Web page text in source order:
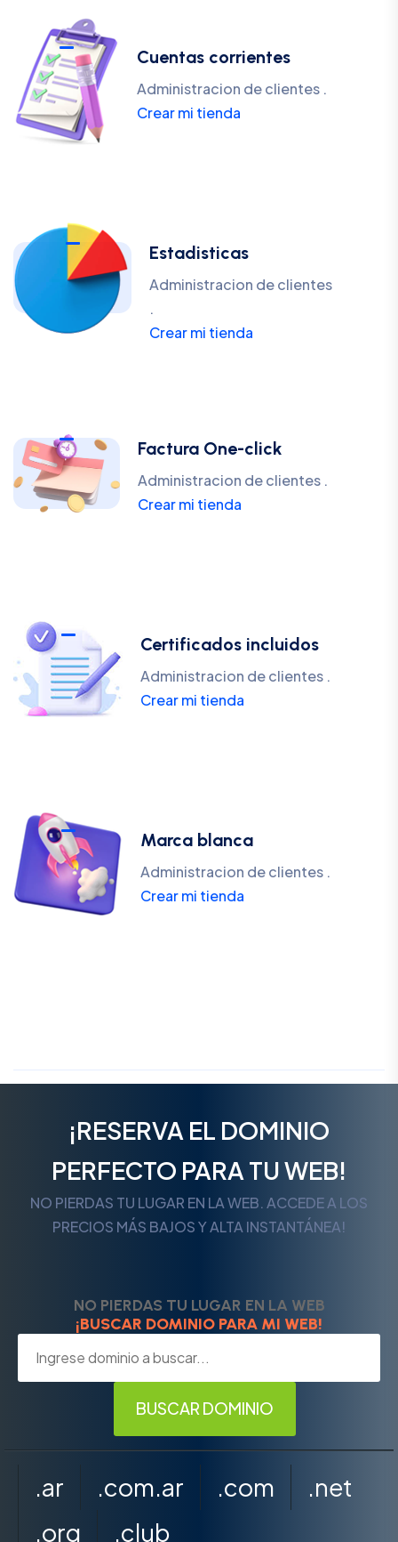
Cuentas corrientes
Administracion de clientes .
Crear mi tienda
Estadisticas
Administracion de clientes
.
Crear mi tienda
Factura One-click
Administracion de clientes .
Crear mi tienda
Certificados incluidos
Administracion de clientes .
Crear mi tienda
Marca blanca
Administracion de clientes .
Crear mi tienda
¡RESERVA EL DOMINIO
PERFECTO PARA TU WEB!
NO PIERDAS TU LUGAR EN LA WEB. ACCEDE A LOS
PRECIOS MÁS BAJOS Y ALTA INSTANTÁNEA!
NO PIERDAS TU LUGAR EN LA WEB
¡BUSCAR DOMINIO PARA MI WEB!
.ar .com.ar .com
.net
.org
.club